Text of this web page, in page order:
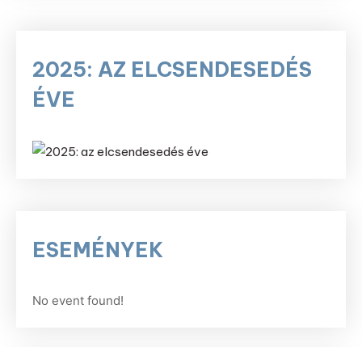
2025: AZ ELCSENDESEDÉS
ÉVE
ESEMÉNYEK
No event found!